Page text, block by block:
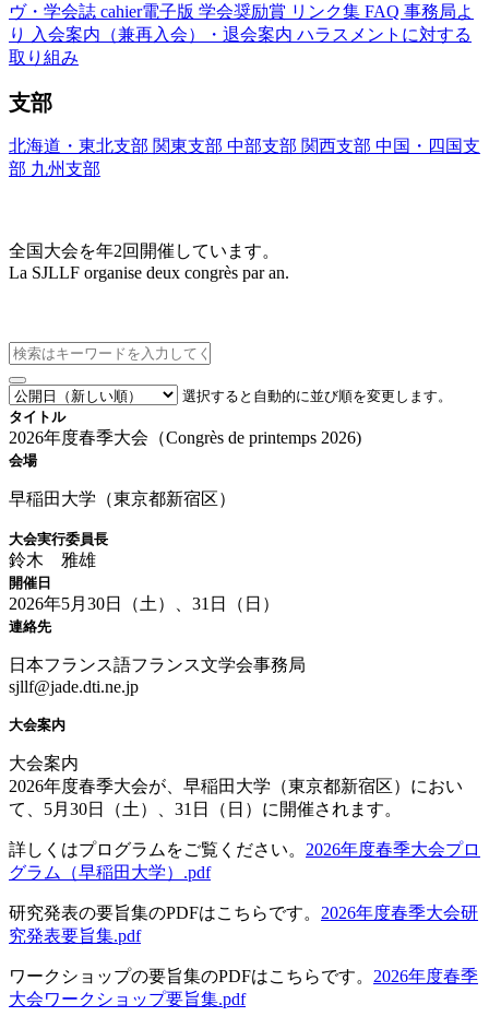
ヴ・学会誌 cahier電子版 学会奨励賞 リンク集 FAQ 事務局よ
り
入会案内（兼再入会）・退会案内 ハラスメントに対する
取り組み
支部
北海道・東北支部 関東支部 中部支部 関西支部 中国・四国支
部 九州支部
全国大会を年2回開催しています。
La SJLLF organise deux congrès par an.
選択すると自動的に並び順を変更します。
タイトル
2026年度春季大会（Congrès de printemps 2026)
会場
早稲田大学（東京都新宿区）
大会実行委員長
鈴木 雅雄
開催日
2026年5月30日（土）、31日（日）
連絡先
日本フランス語フランス文学会事務局
sjllf@jade.dti.ne.jp
大会案内
大会案内
2026年度春季大会が、早稲田大学（東京都新宿区）におい
て、5月30日（土）、31日（日）に開催されます。
詳しくはプログラムをご覧ください。 2026年度春季大会プロ
グラム（早稲田大学）.pdf
研究発表の要旨集のPDFはこちらです。 2026年度春季大会研
究発表要旨集.pdf
ワークショップの要旨集のPDFはこちらです。 2026年度春季
大会ワークショップ要旨集.pdf